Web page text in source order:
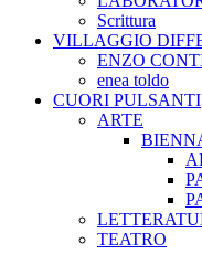
Scrittura
VILLAGGIO
ENZO
enea toldo
CUORI PULSANTI
ARTE
TEATRO